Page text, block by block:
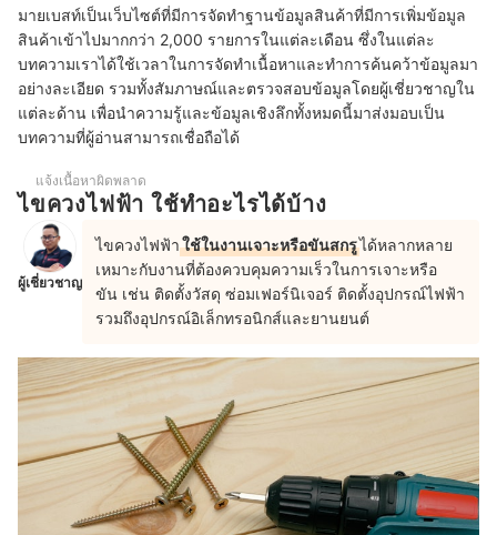
5
พิจารณากำลังไฟร่วมด้วย โดยไขควงไฟฟ้าแบบมีสายควรมีกำลัง
ไฟขั้นต่ำ 200 วัตต์
6
อย่าลืมตรวจสอบด้วยว่ามีดอกไขควงมาด้วยเพื่อความสะดวกในการ
ใช้งาน
10 ไขควงไฟฟ้า ยี่ห้อไหนดี แบบมีสาย ไร้สาย
ไขควงไฟฟ้ามีวิธีดูแลรักษาอย่างไร
ไขควงไฟฟ้า จำเป็นต้องมีติดบ้านไว้หรือไม่
ไขควงไฟฟ้า อันตรายไหม
มายเบสท์เป็นเว็บไซต์ที่มีการจัดทำฐานข้อมูลสินค้าที่มีการเพิ่มข้อมูล
สินค้าเข้าไปมากกว่า 2,000 รายการในแต่ละเดือน ซึ่งในแต่ละ
บทความเราได้ใช้เวลาในการจัดทำเนื้อหาและทำการค้นคว้าข้อมูลมา
อย่างละเอียด รวมทั้งสัมภาษณ์และตรวจสอบข้อมูลโดยผู้เชี่ยวชาญใน
แต่ละด้าน เพื่อนำความรู้และข้อมูลเชิงลึกทั้งหมดนี้มาส่งมอบเป็น
บทความที่ผู้อ่านสามารถเชื่อถือได้
แจ้งเนื้อหาผิดพลาด
ไขควงไฟฟ้า ใช้ทำอะไรได้บ้าง
ผู้เชี่ยวชาญ
ไขควงไฟฟ้าใช้ในงานเจาะหรือขันสกรูได้หลากหลาย
เหมาะกับงานที่ต้องควบคุมความเร็วในการเจาะหรือ
ขัน เช่น ติดตั้งวัสดุ ซ่อมเฟอร์นิเจอร์ ติดตั้งอุปกรณ์ไฟฟ้า
รวมถึงอุปกรณ์อิเล็กทรอนิกส์และยานยนต์